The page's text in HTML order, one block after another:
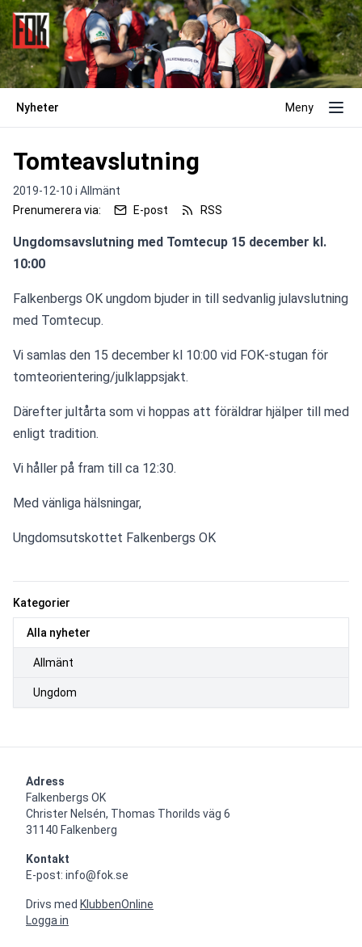
Nyheter Meny
Kategorier
Alla nyheter
Allmänt
Ungdom
Tomteavslutning
2019-12-10 i Allmänt
Prenumerera via:
E-post RSS
Ungdomsavslutning med Tomtecup 15 december kl.
Falkenbergs OK ungdom bjuder in till sedvanlig julavslutning
med Tomtecup.
Vi samlas den 15 december kl 10:00 vid FOK-stugan för
tomteorientering/julklappsjakt.
Därefter jultårta som vi hoppas att föräldrar hjälper till med
enligt tradition.
Vi håller på fram till ca 12:30.
Med vänliga hälsningar,
Ungdomsutskottet Falkenbergs OK
Adress
Falkenbergs OK
Christer Nelsén, Thomas Thorilds väg 6
31140 Falkenberg
Kontakt
E-post: info@fok.se
Drivs med KlubbenOnline
Logga in